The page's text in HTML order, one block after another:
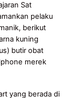
Sat
pelaku
berikut
kuning
butir obat
merek
yang berada di